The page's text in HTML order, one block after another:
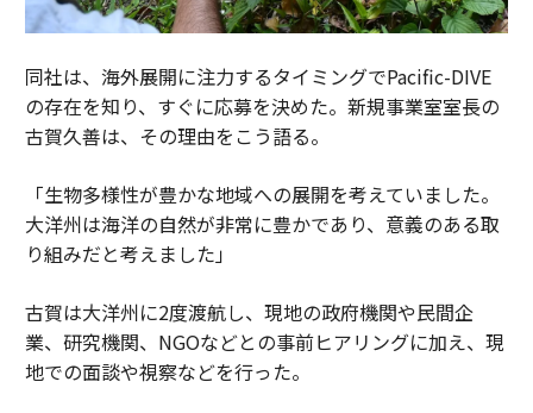
同社は、海外展開に注力するタイミングでPacific-DIVE
の存在を知り、すぐに応募を決めた。新規事業室室長の
古賀久善は、その理由をこう語る。
「生物多様性が豊かな地域への展開を考えていました。
大洋州は海洋の自然が非常に豊かであり、意義のある取
り組みだと考えました」
古賀は大洋州に2度渡航し、現地の政府機関や民間企
業、研究機関、NGOなどとの事前ヒアリングに加え、現
地での面談や視察などを行った。